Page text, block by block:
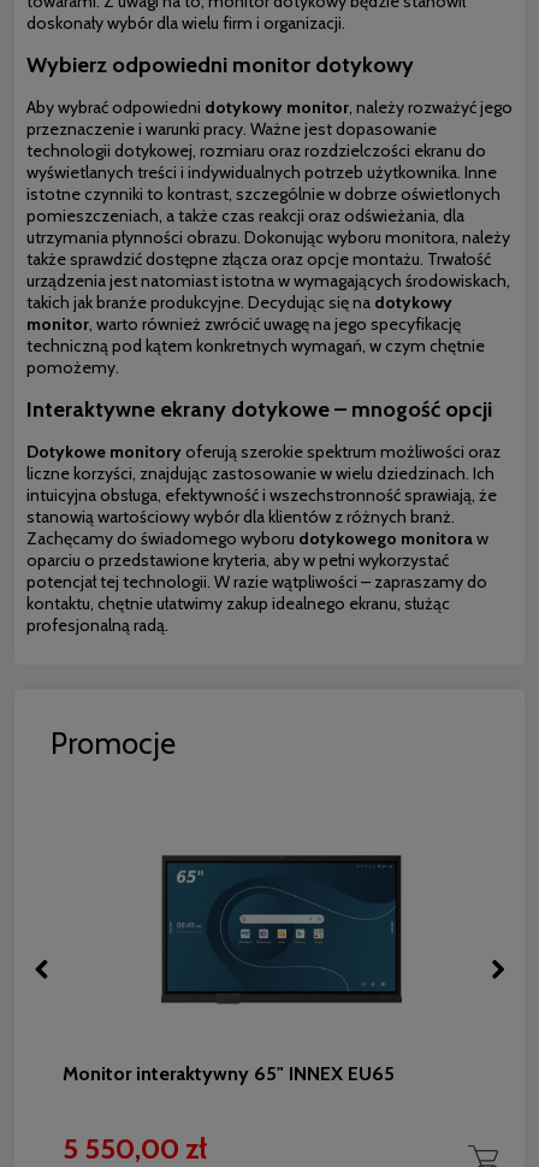
doskonały wybór dla wielu firm i organizacji.
Wybierz odpowiedni monitor dotykowy
Aby wybrać odpowiedni dotykowy monitor, należy rozważyć jego
przeznaczenie i warunki pracy. Ważne jest dopasowanie
technologii dotykowej, rozmiaru oraz rozdzielczości ekranu do
wyświetlanych treści i indywidualnych potrzeb użytkownika. Inne
istotne czynniki to kontrast, szczególnie w dobrze oświetlonych
pomieszczeniach, a także czas reakcji oraz odświeżania, dla
utrzymania płynności obrazu. Dokonując wyboru monitora, należy
także sprawdzić dostępne złącza oraz opcje montażu. Trwałość
urządzenia jest natomiast istotna w wymagających środowiskach,
takich jak branże produkcyjne. Decydując się na dotykowy
monitor, warto również zwrócić uwagę na jego specyfikację
techniczną pod kątem konkretnych wymagań, w czym chętnie
pomożemy.
Interaktywne ekrany dotykowe – mnogość opcji
Dotykowe monitoryoferują szerokie spektrum możliwości oraz
liczne korzyści, znajdując zastosowanie w wielu dziedzinach. Ich
intuicyjna obsługa, efektywność i wszechstronność sprawiają, że
stanowią wartościowy wybór dla klientów z różnych branż.
Zachęcamy do świadomego wyboru dotykowego monitoraw
oparciu o przedstawione kryteria, aby w pełni wykorzystać
potencjał tej technologii. W razie wątpliwości – zapraszamy do
kontaktu, chętnie ułatwimy zakup idealnego ekranu, służąc
profesjonalną radą.
Promocje
Monitor interaktywny 65" INNEX EU65
5 550,00 zł